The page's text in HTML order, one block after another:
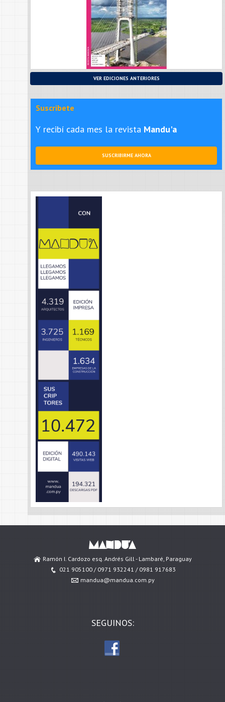
VER EDICIONES ANTERIORES
Suscribete
Y recibí cada mes la revista Mandu'a
SUSCRIBIRME AHORA
Ramón I. Cardozo esq. Andrés Gill - Lambaré, Paraguay
021 905100 / 0971 932241 / 0981 917683
mandua@mandua.com.py
SEGUINOS: